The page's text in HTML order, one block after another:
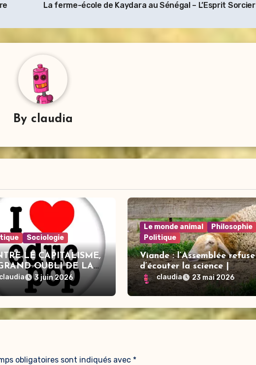
La ferme-école de Kaydara au Sénégal – L’Esprit Sorcier
By claudia
Sociologie
LE CAPITALISME,
OUBLI DE LA
?
claudia 3 juin 2026
Le monde animal
Philosophie
Politique
Viande : l’Assemblée refuse
d’écouter la science |
Aymeric Caron | Loi
d’urgence agricole
claudia 23 mai 2026
obligatoires sont indiqués avec *